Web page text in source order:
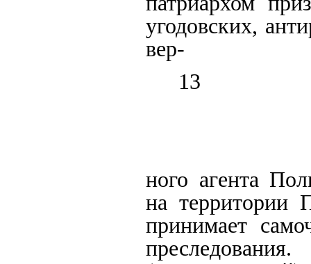
угодовских,
вер-
13
ного агента
на территории
принимает